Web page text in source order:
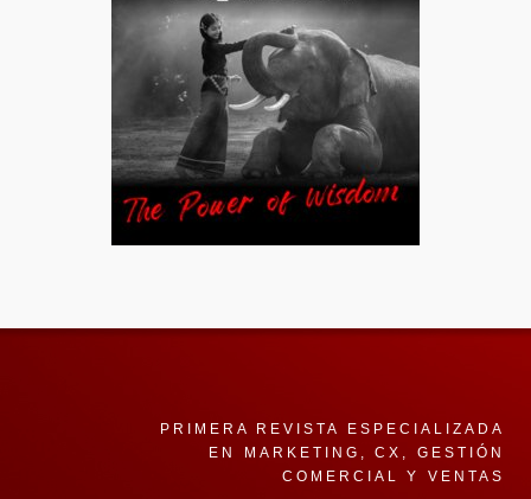
PRIMERA REVISTA ESPECIALIZADA
EN MARKETING, CX, GESTIÓN
COMERCIAL Y VENTAS